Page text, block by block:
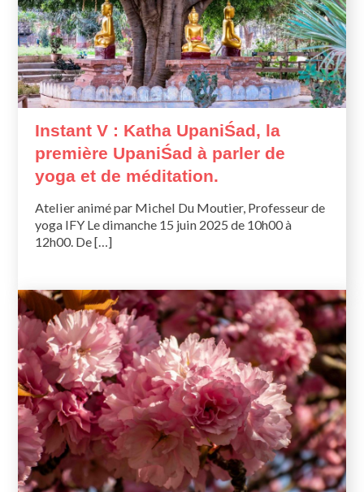
Instant V : Katha UpaniŚad, la
première UpaniŚad à parler de
yoga et de méditation.
Atelier animé par Michel Du Moutier, Professeur de
yoga IFY Le dimanche 15 juin 2025 de 10h00 à
12h00. De […]